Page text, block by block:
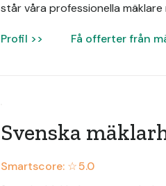
står våra professionella
Profil >> Få offerter från
Svenska
Smartscore: ☆5.0